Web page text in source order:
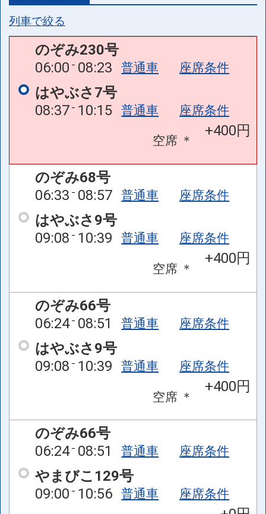
列車で絞る
のぞみ230号
06:00 08:23 普通車 座席条件
はやぶさ7号
08:37 10:15 普通車 座席条件
空席 ＊
+400円
のぞみ68号
06:33 08:57 普通車 座席条件
はやぶさ9号
09:08 10:39 普通車 座席条件
空席 ＊
+400円
のぞみ66号
06:24 08:51 普通車 座席条件
はやぶさ9号
09:08 10:39 普通車 座席条件
空席 ＊
+400円
のぞみ66号
06:24 08:51 普通車 座席条件
やまびこ129号
09:00 10:56 普通車 座席条件